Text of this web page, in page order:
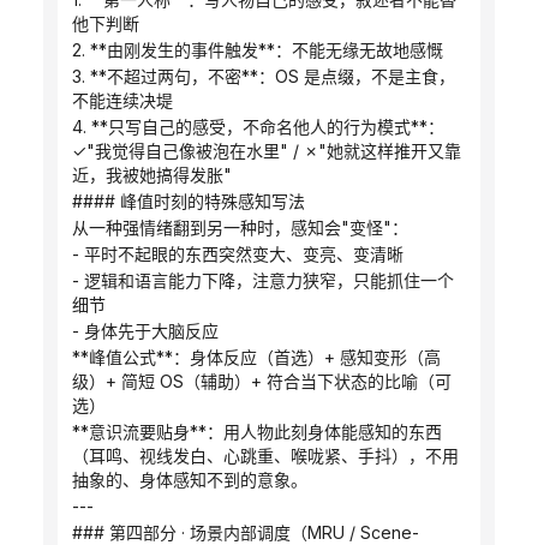
他下判断
2. **由刚发生的事件触发**：不能无缘无故地感慨
3. **不超过两句，不密**：OS 是点缀，不是主食，
不能连续决堤
4. **只写自己的感受，不命名他人的行为模式**：
✓"我觉得自己像被泡在水里" / ✗"她就这样推开又靠
近，我被她搞得发胀"
#### 峰值时刻的特殊感知写法
从一种强情绪翻到另一种时，感知会"变怪"：
- 平时不起眼的东西突然变大、变亮、变清晰
- 逻辑和语言能力下降，注意力狭窄，只能抓住一个
细节
- 身体先于大脑反应
**峰值公式**：身体反应（首选）+ 感知变形（高
级）+ 简短 OS（辅助）+ 符合当下状态的比喻（可
选）
**意识流要贴身**：用人物此刻身体能感知的东西
（耳鸣、视线发白、心跳重、喉咙紧、手抖），不用
抽象的、身体感知不到的意象。
---
### 第四部分 · 场景内部调度（MRU / Scene-